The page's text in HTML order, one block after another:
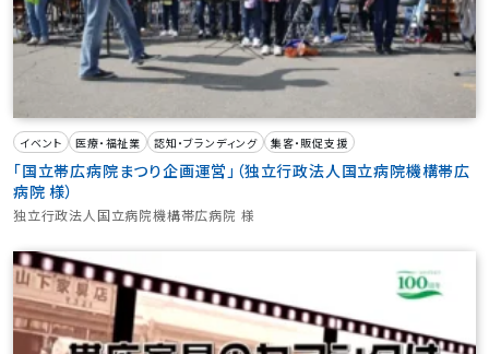
イベント 医療・福祉業 認知・ブランディング 集客・販促支援
「国立帯広病院まつり企画運営」（独立行政法人国立病院機構帯広
病院 様）
独立行政法人国立病院機構帯広病院 様